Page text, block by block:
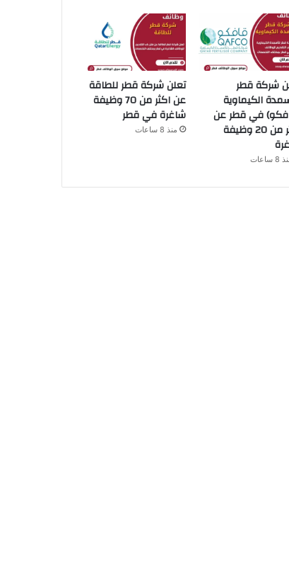
شركة قطر
الكيماوية
في قطر عن
اكثر من 20 وظيفة
ساعات
تعلن شركة قطر للطاقة
عن اكثر من 70 وظيفة
شاغرة في قطر
منذ 8 ساعات